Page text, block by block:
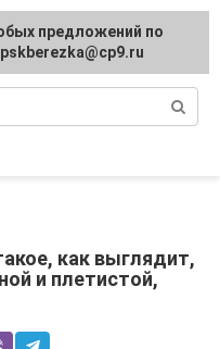
уход
как выглядит,
и плетистой,
предложений по